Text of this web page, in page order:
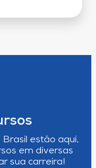
estão aqui,
em diversas
sua carreira!